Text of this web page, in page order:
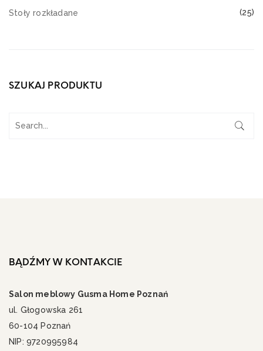
Stoły rozkładane (25)
SZUKAJ PRODUKTU
BĄDŹMY W KONTAKCIE
Salon meblowy Gusma Home Poznań
ul. Głogowska 261
60-104 Poznań
NIP: 9720995984